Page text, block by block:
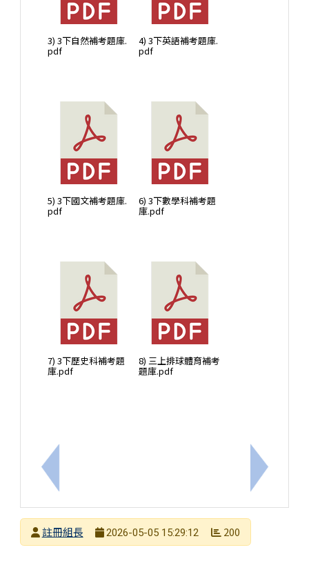
上一筆：「115年度教師專業成長研習實施計畫─夢
3) 3下自然補考題庫.
pdf
4) 3下英語補考題庫.
pdf
5) 3下國文補考題庫.
pdf
6) 3下數學科補考題
庫.pdf
7) 3下歷史科補考題
庫.pdf
8) 三上排球體育補考
題庫.pdf
下一筆：
發布者
註冊組長
2026-05-05 15:29:12 200